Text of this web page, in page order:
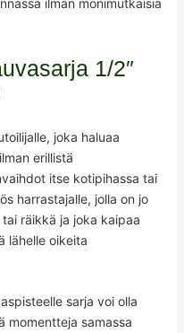
ilman monimutkaisia
1/2″
joka haluaa
erillistä
itse kotipihassa tai
harrastajalle, jolla on jo
räikkä ja joka kaipaa
lähelle oikeita
sarja voi olla
momentteja samassa